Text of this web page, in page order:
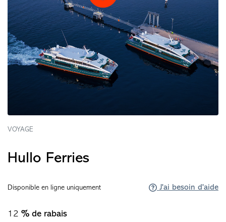
VOYAGE
Hullo Ferries
Disponible en ligne uniquement J'ai besoin d'aide
12 % de rabais